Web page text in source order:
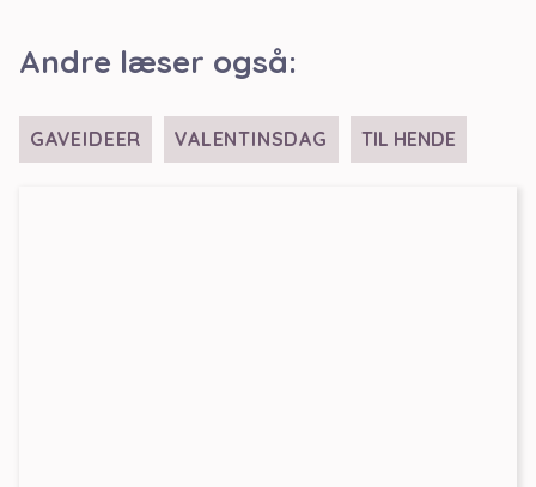
Andre læser også:
GAVEIDEER VALENTINSDAG TIL HENDE